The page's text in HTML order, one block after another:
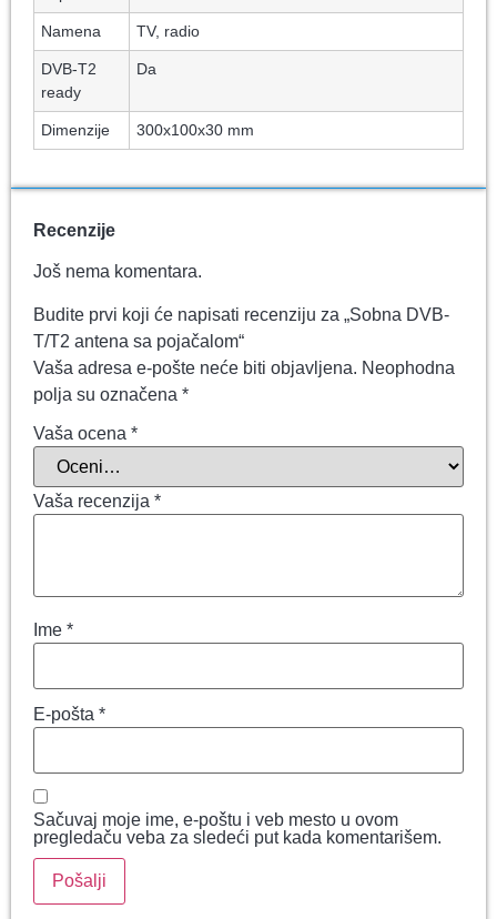
Namena TV, radio
DVB-T2
ready
Da
Dimenzije 300x100x30 mm
Recenzije
Još nema komentara.
Budite prvi koji će napisati recenziju za „Sobna DVB-
T/T2 antena sa pojačalom“
Vaša adresa e-pošte neće biti objavljena. Neophodna
polja su označena *
Vaša ocena *
Vaša recenzija *
Ime *
E-pošta *
Sačuvaj moje ime, e-poštu i veb mesto u ovom
pregledaču veba za sledeći put kada komentarišem.